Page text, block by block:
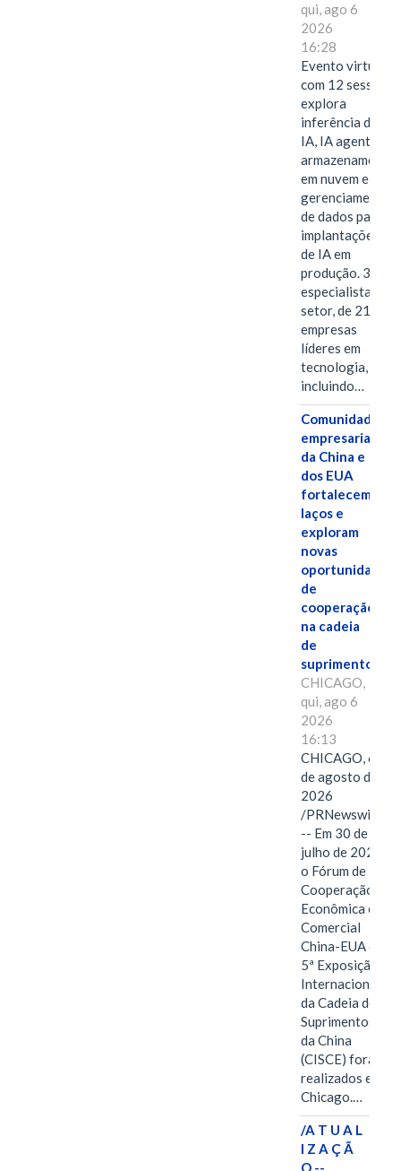
qui, ago 6
2026
16:28
Evento virtual
com 12 sessões
explora
inferência de
IA, IA agentiva,
armazenamento
em nuvem e
gerenciamento
de dados para
implantações
de IA em
produção. 38
especialistas do
setor, de 21
empresas
líderes em
tecnologia,
incluindo…
Comunidades
empresariais
da China e
dos EUA
fortalecem
laços e
exploram
novas
oportunidades
de
cooperação
na cadeia
de
suprimentos.
CHICAGO,
qui, ago 6
2026
16:13
CHICAGO, 6
de agosto de
2026
/PRNewswire/
-- Em 30 de
julho de 2026,
o Fórum de
Cooperação
Econômica e
Comercial
China-EUA e a
5ª Exposição
Internacional
da Cadeia de
Suprimentos
da China
(CISCE) foram
realizados em
Chicago.…
/A T U A L
I Z A Ç Ã
O --